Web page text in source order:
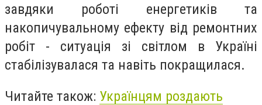
завдяки роботі енергетиків та
накопичувальному ефекту від ремонтних
робіт - ситуація зі світлом в Україні
стабілізувалася та навіть покращилася.
Читайте також: Українцям роздають